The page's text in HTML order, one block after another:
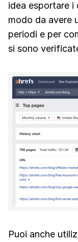
idea esportare i
modo da avere
periodi e per
si sono
Puoi anche